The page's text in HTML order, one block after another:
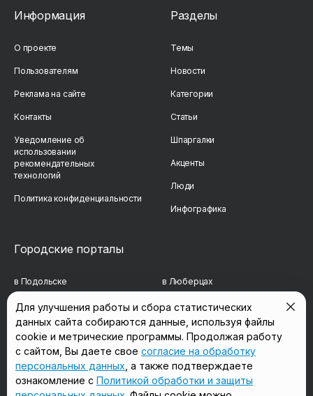
Информация
О проекте
Пользователям
Реклама на сайте
Контакты
Уведомление об
использовании
рекомендательных
технологий
Политика конфиденциальности
Разделы
Темы
Новости
Категории
Статьи
Шпаргалки
Акценты
Люди
Инфографика
Городские порталы
в Подольске в Люберцах
в Мытищах в Красногорске
в Реутове в Королёве
в Балашихе в Домодедово
в Сергиевом Посаде в Щёлково
Для улучшения работы и сбора статистических
данных сайта собираются данные, используя файлы
cookie и метрические программы. Продолжая работу
с сайтом, Вы даете свое согласие на обработку
персональных данных , а также подтверждаете
ознакомление с Политикой обработки и защиты